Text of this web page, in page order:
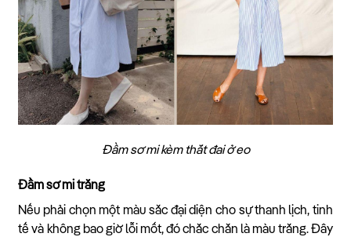
Đầm sơ mi kèm thắt đai ở eo
Đầm sơ mi trắng
Nếu phải chọn một màu sắc đại diện cho sự thanh lịch, tinh
tế và không bao giờ lỗi mốt, đó chắc chắn là màu trắng. Đây